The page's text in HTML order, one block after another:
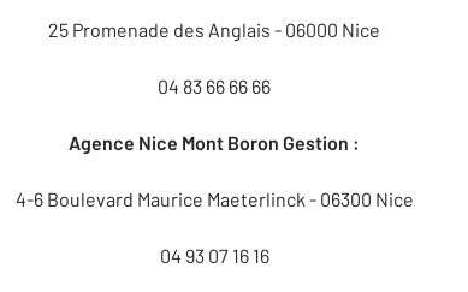
25 Promenade des Anglais - 06000 Nice
04 83 66 66 66
Agence Nice Mont Boron Gestion :
4-6 Boulevard Maurice Maeterlinck - 06300 Nice
04 93 07 16 16